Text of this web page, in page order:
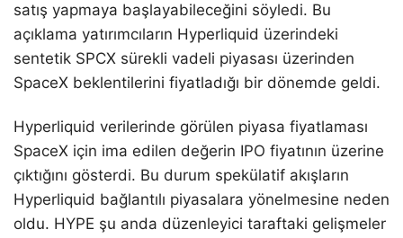
satış yapmaya başlayabileceğini söyledi. Bu
açıklama yatırımcıların Hyperliquid üzerindeki
sentetik SPCX sürekli vadeli piyasası üzerinden
SpaceX beklentilerini fiyatladığı bir dönemde geldi.
Hyperliquid verilerinde görülen piyasa fiyatlaması
SpaceX için ima edilen değerin IPO fiyatının üzerine
çıktığını gösterdi. Bu durum spekülatif akışların
Hyperliquid bağlantılı piyasalara yönelmesine neden
oldu. HYPE şu anda düzenleyici taraftaki gelişmeler